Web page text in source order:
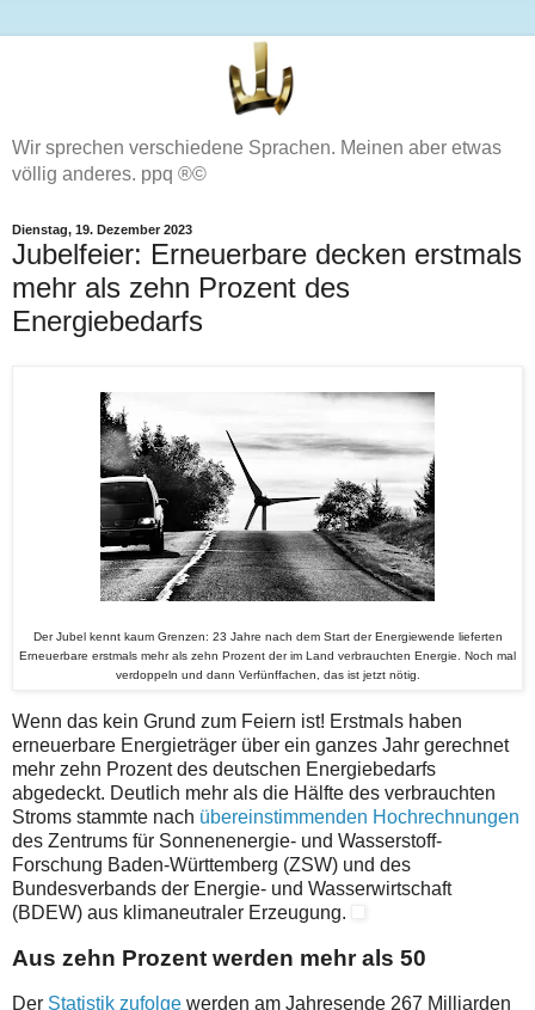
Wir sprechen verschiedene Sprachen. Meinen aber etwas
völlig anderes. ppq ®©
Dienstag, 19. Dezember 2023
Jubelfeier: Erneuerbare decken erstmals
mehr als zehn Prozent des
Energiebedarfs
Der Jubel kennt kaum Grenzen: 23 Jahre nach dem Start der Energiewende lieferten
Erneuerbare erstmals mehr als zehn Prozent der im Land verbrauchten Energie. Noch mal
verdoppeln und dann Verfünffachen, das ist jetzt nötig.
Wenn das kein Grund zum Feiern ist! Erstmals haben
erneuerbare Energieträger über ein ganzes Jahr gerechnet
mehr zehn Prozent des deutschen Energiebedarfs
abgedeckt. Deutlich mehr als die Hälfte des verbrauchten
Stroms stammte nach übereinstimmenden Hochrechnungen
des Zentrums für Sonnenenergie- und Wasserstoff-
Forschung Baden-Württemberg (ZSW) und des
Bundesverbands der Energie- und Wasserwirtschaft
(BDEW) aus klimaneutraler Erzeugung.
Aus zehn Prozent werden mehr als 50
Der Statistik zufolge werden am Jahresende 267 Milliarden